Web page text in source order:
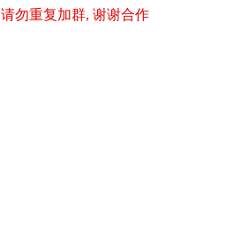
勿重复加群, 谢谢合作